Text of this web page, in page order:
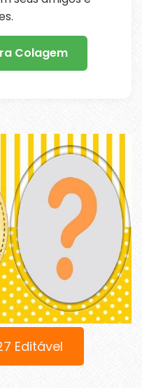
Colagem
Editável